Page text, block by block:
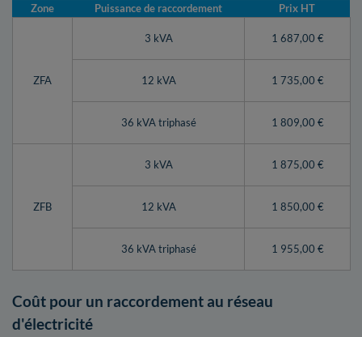
Zone Puissance de raccordement Prix HT
ZFA
3 kVA 1 687,00 €
12 kVA 1 735,00 €
36 kVA triphasé 1 809,00 €
ZFB
3 kVA 1 875,00 €
12 kVA 1 850,00 €
36 kVA triphasé 1 955,00 €
Coût pour un raccordement au réseau
d'électricité